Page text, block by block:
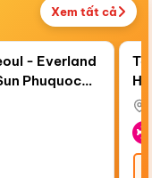
Xem tất cả
Điểm nổi bật
- Everland
Phuquoc